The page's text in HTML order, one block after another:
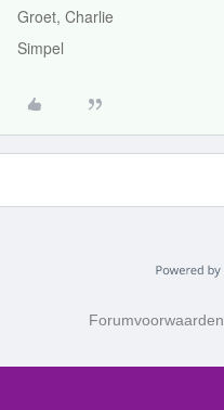
Groet, Charlie
Simpel
Forumvoorwaarden